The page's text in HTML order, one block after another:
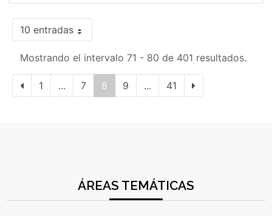
10 entradas
Mostrando el intervalo 71 - 80 de 401 resultados.
1 ... 7 8 9 ... 41
ÁREAS TEMÁTICAS